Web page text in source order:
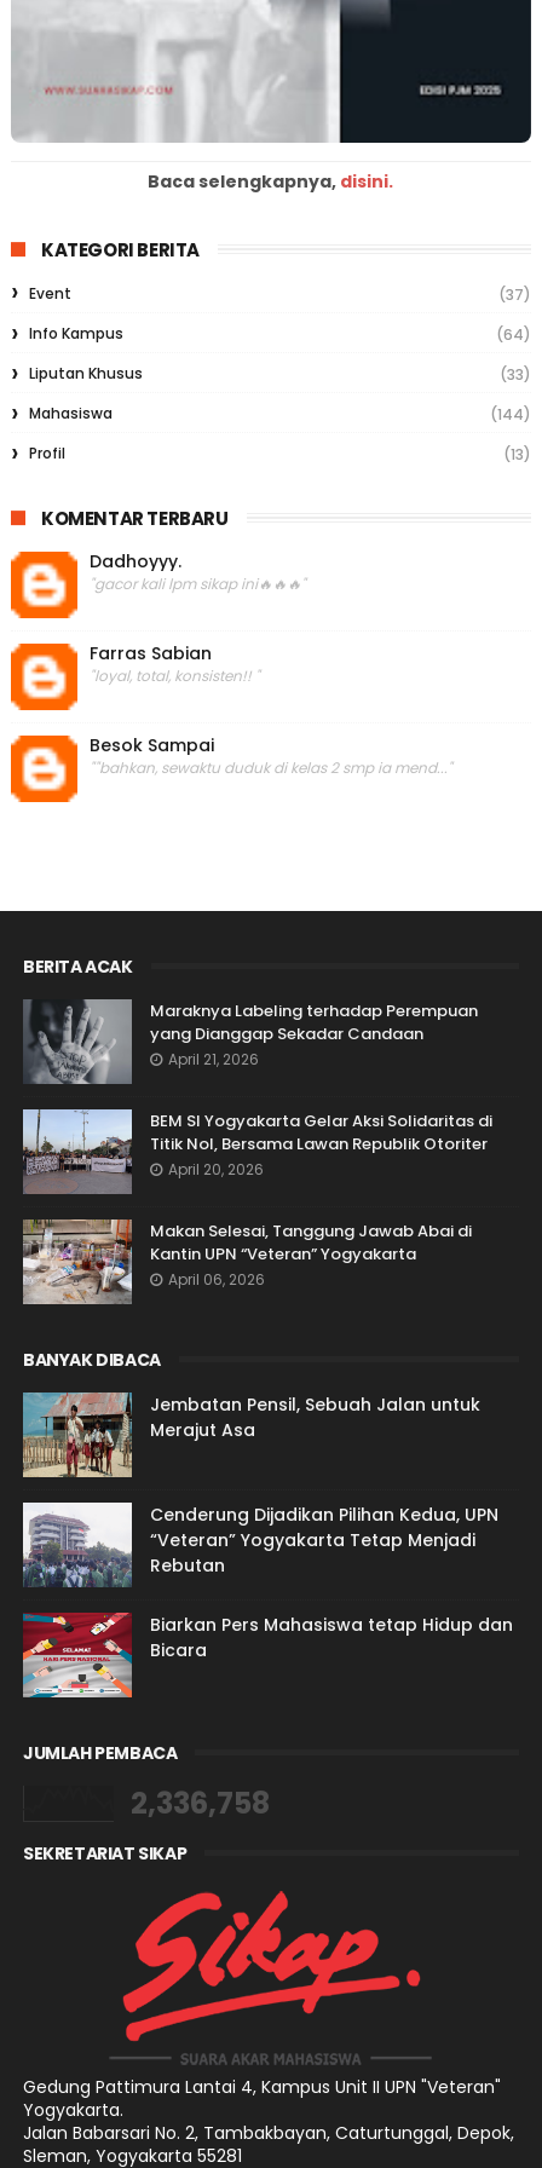
Baca selengkapnya, disini.
KATEGORI BERITA
Event
(37)
Info Kampus
(64)
Liputan Khusus
(33)
Mahasiswa
(144)
Profil
(13)
KOMENTAR TERBARU
Dadhoyyy.
"gacor kali lpm sikap ini🔥🔥🔥"
Farras Sabian
"loyal, total, konsisten!! "
Besok Sampai
""bahkan, sewaktu duduk di kelas 2 smp ia mend..."
BERITA ACAK
Maraknya Labeling terhadap Perempuan
yang Dianggap Sekadar Candaan
April 21, 2026
BEM SI Yogyakarta Gelar Aksi Solidaritas di
Titik Nol, Bersama Lawan Republik Otoriter
April 20, 2026
Makan Selesai, Tanggung Jawab Abai di
Kantin UPN “Veteran” Yogyakarta
April 06, 2026
BANYAK DIBACA
Jembatan Pensil, Sebuah Jalan untuk
Merajut Asa
Cenderung Dijadikan Pilihan Kedua, UPN
“Veteran” Yogyakarta Tetap Menjadi
Rebutan
Biarkan Pers Mahasiswa tetap Hidup dan
Bicara
JUMLAH PEMBACA
2,336,758
SEKRETARIAT SIKAP
Gedung Pattimura Lantai 4, Kampus Unit II UPN "Veteran"
Yogyakarta.
Jalan Babarsari No. 2, Tambakbayan, Caturtunggal, Depok,
Sleman, Yogyakarta 55281